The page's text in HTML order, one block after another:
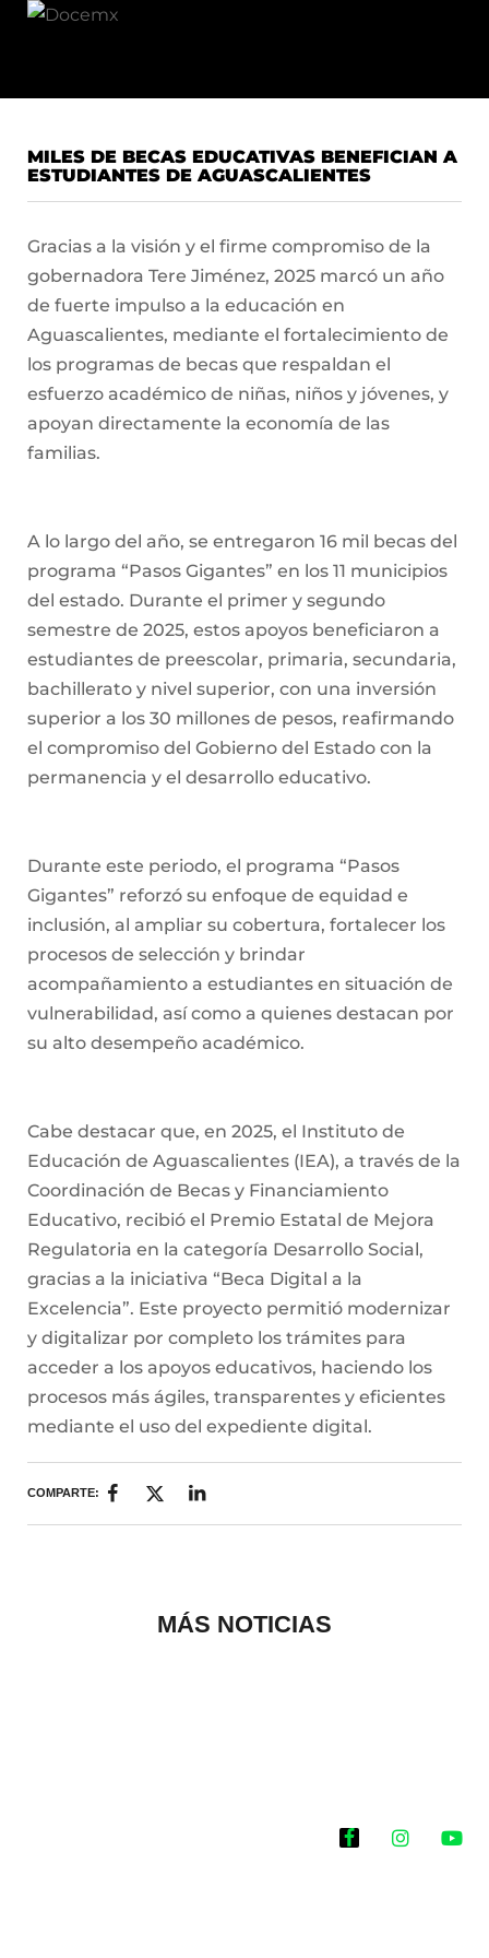
MILES DE BECAS EDUCATIVAS BENEFICIAN A
ESTUDIANTES DE AGUASCALIENTES
Gracias a la visión y el firme compromiso de la
gobernadora Tere Jiménez, 2025 marcó un año
de fuerte impulso a la educación en
Aguascalientes, mediante el fortalecimiento de
los programas de becas que respaldan el
esfuerzo académico de niñas, niños y jóvenes, y
apoyan directamente la economía de las
familias.
A lo largo del año, se entregaron 16 mil becas del
programa “Pasos Gigantes” en los 11 municipios
del estado. Durante el primer y segundo
semestre de 2025, estos apoyos beneficiaron a
estudiantes de preescolar, primaria, secundaria,
bachillerato y nivel superior, con una inversión
superior a los 30 millones de pesos, reafirmando
el compromiso del Gobierno del Estado con la
permanencia y el desarrollo educativo.
Durante este periodo, el programa “Pasos
Gigantes” reforzó su enfoque de equidad e
inclusión, al ampliar su cobertura, fortalecer los
procesos de selección y brindar
acompañamiento a estudiantes en situación de
vulnerabilidad, así como a quienes destacan por
su alto desempeño académico.
Cabe destacar que, en 2025, el Instituto de
Educación de Aguascalientes (IEA), a través de la
Coordinación de Becas y Financiamiento
Educativo, recibió el Premio Estatal de Mejora
Regulatoria en la categoría Desarrollo Social,
gracias a la iniciativa “Beca Digital a la
Excelencia”. Este proyecto permitió modernizar
y digitalizar por completo los trámites para
acceder a los apoyos educativos, haciendo los
procesos más ágiles, transparentes y eficientes
mediante el uso del expediente digital.
COMPARTE:
MÁS NOTICIAS